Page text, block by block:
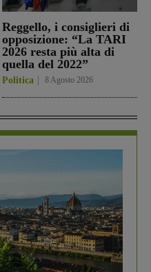
Reggello, i consiglieri di
opposizione: “La TARI
2026 resta più alta di
quella del 2022”
Politica 8 Agosto 2026